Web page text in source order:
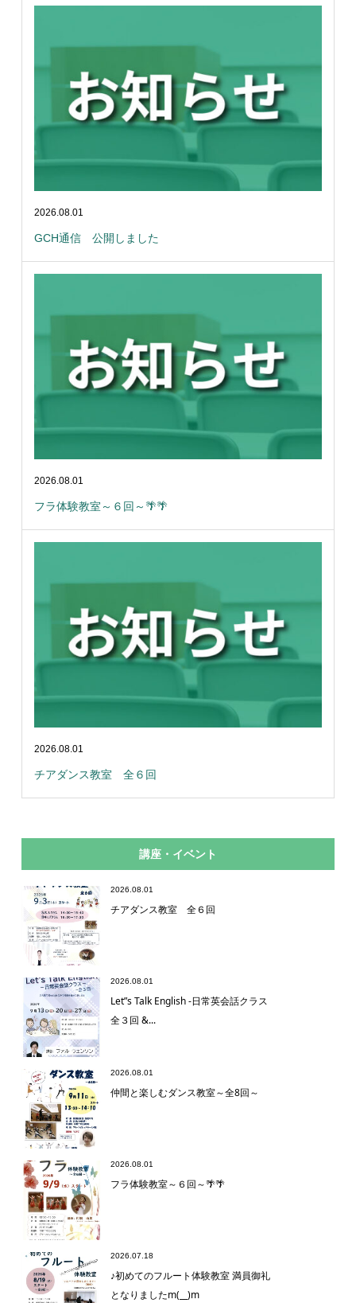
2026.08.01
GCH通信 公開しました
2026.08.01
フラ体験教室～６回～🌴🌴
2026.08.01
チアダンス教室 全６回
講座・イベント
2026.08.01
チアダンス教室 全６回
2026.08.01
Let”s Talk English -日常英会話クラス
全３回 &...
2026.08.01
仲間と楽しむダンス教室～全8回～
2026.08.01
フラ体験教室～６回～🌴🌴
2026.07.18
♪初めてのフルート体験教室 満員御礼
となりましたm(__)m